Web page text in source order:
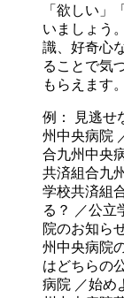
「欲しい」
いましょう
識、好奇心
ることで気
もらえます。
例： 見逃せ
州中央病院
合九州中央
共済組合九
学校共済組
る？ ／公立
院のお知ら
州中央病院
はどちらの
病院 ／始め